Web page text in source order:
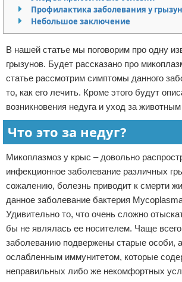
Отказ от ответственности
Профилактика заболевания у
Небольшое заключение
В нашей статье мы поговорим про одну
грызунов. Будет рассказано про
статье рассмотрим симптомы данного
то, как его лечить. Кроме этого будут
возникновения недуга и уход за
Что это за недуг?
Микоплазмоз у крыс – довольно
инфекционное заболевание различных
сожалению, болезнь приводит к смерти
данное заболевание бактерия
Удивительно то, что очень сложно
бы не являлась ее носителем. Чаще
заболеванию подвержены старые особи,
ослабленным иммунитетом, которые
неправильных либо же некомфортных